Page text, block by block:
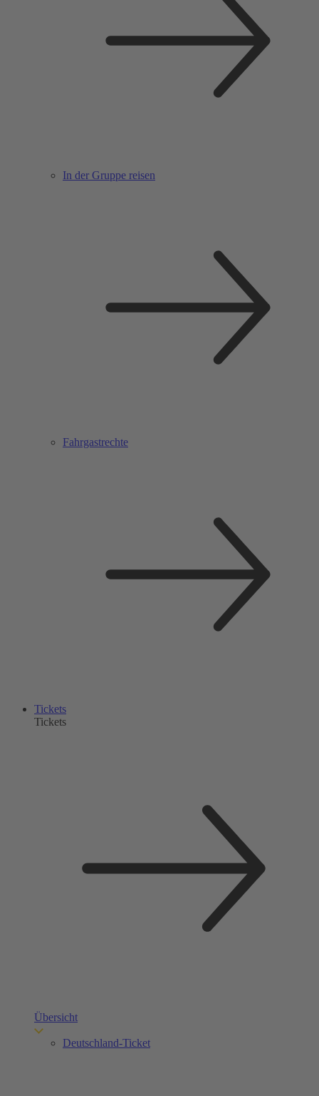
In der Gruppe reisen
Fahrgastrechte
Tickets
Tickets
Übersicht
Deutschland-Ticket